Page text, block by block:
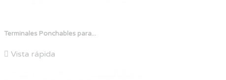
Terminales Ponchables para...
 Vista rápida